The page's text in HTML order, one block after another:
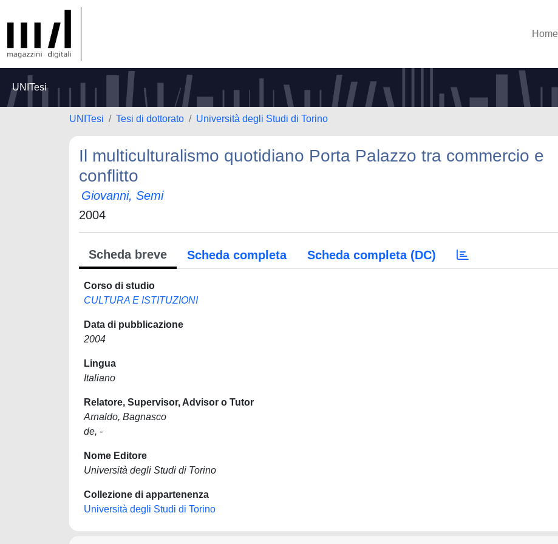
Home
UNITesi
UNITesi Tesi di dottorato Università degli Studi di Torino
Il multiculturalismo quotidiano Porta Palazzo tra commercio e
conflitto
Giovanni, Semi
2004
Scheda breve Scheda completa Scheda completa (DC)
Corso di studio
CULTURA E ISTITUZIONI
Data di pubblicazione
2004
Lingua
Italiano
Relatore, Supervisor, Advisor o Tutor
Arnaldo, Bagnasco
de, -
Nome Editore
Università degli Studi di Torino
Collezione di appartenenza
Università degli Studi di Torino